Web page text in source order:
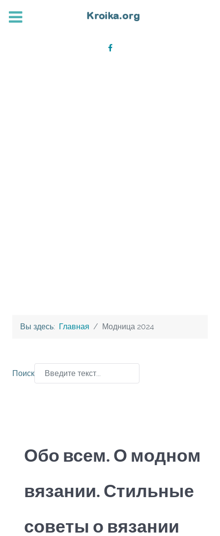
Вы здесь: Главная Модница 2024
Поиск
Обо всем. О модном
вязании. Стильные
советы о вязании